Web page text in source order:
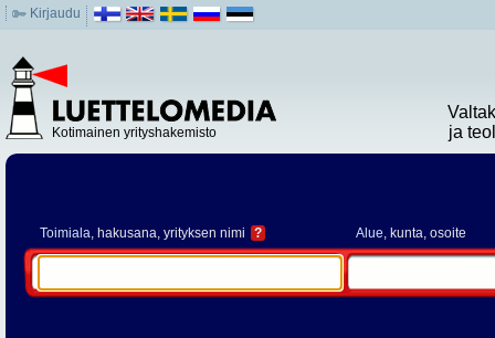
Kirjaudu
Kotimainen yrityshakemisto
ja
Toimiala, hakusana, yrityksen nimi ? Alue, kunta, osoite